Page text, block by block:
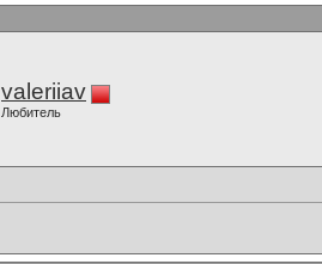
valeriiav
Любитель